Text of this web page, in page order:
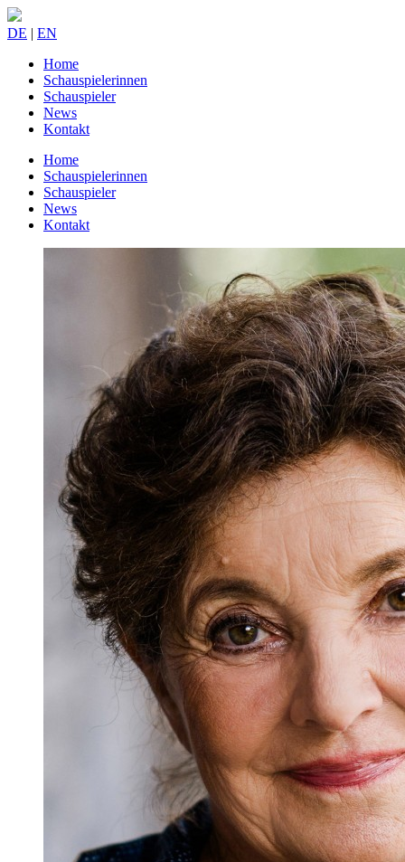
DE | EN
Home
Schauspielerinnen
Schauspieler
News
Kontakt
Home
Schauspielerinnen
Schauspieler
News
Kontakt